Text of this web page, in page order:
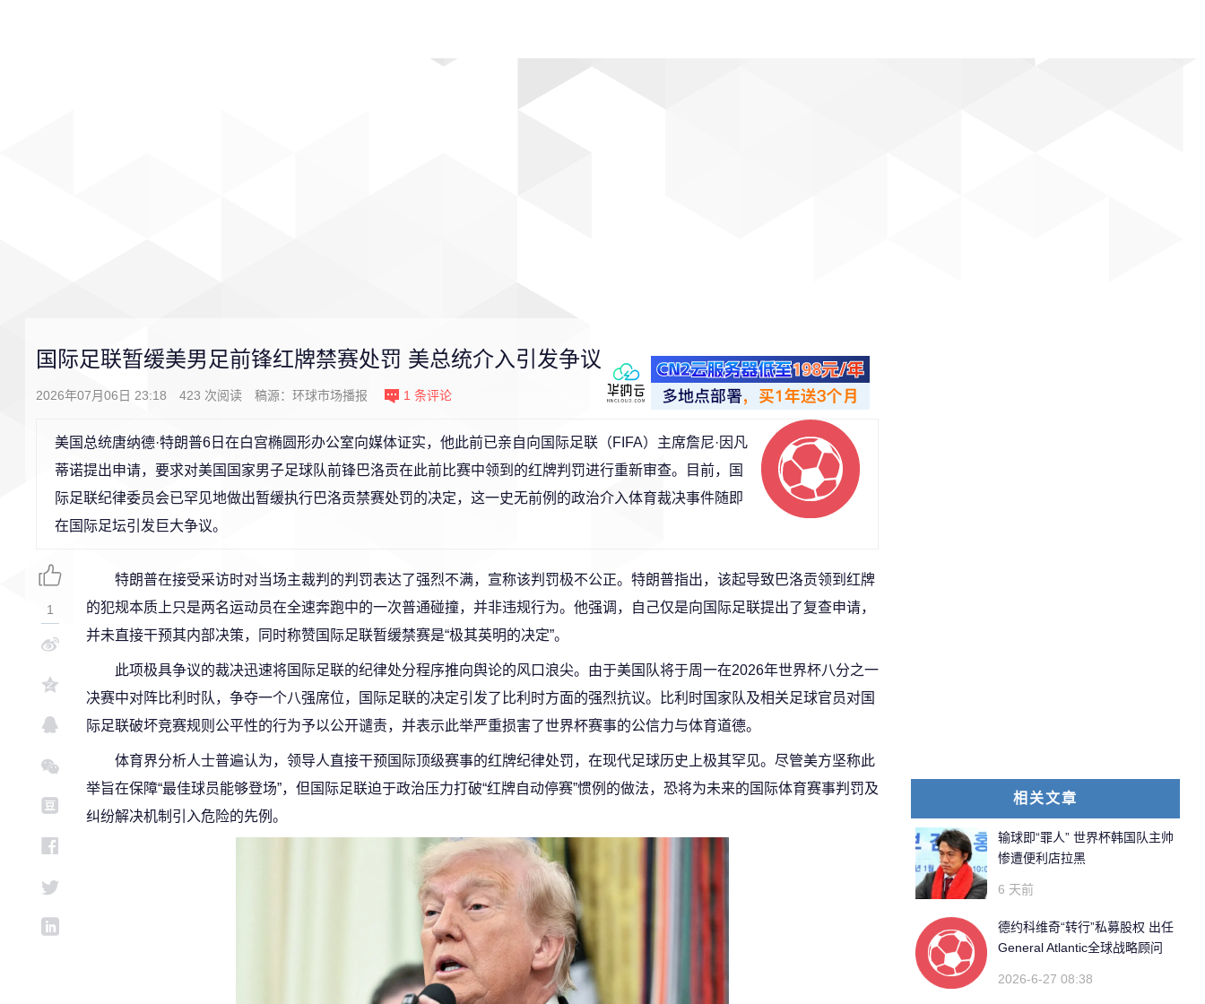
国际足联暂缓美男足前锋红牌禁赛处罚 美总统介入引发争议
2026年07月06日 23:18 423 次阅读 稿源： 环球市场播报 1 条评论
美国总统唐纳德·特朗普6日在白宫椭圆形办公室向媒体证实，他此前已亲自向国际足联（FIFA）主席詹尼·因凡
蒂诺提出申请，要求对美国国家男子足球队前锋巴洛贡在此前比赛中领到的红牌判罚进行重新审查。目前，国
际足联纪律委员会已罕见地做出暂缓执行巴洛贡禁赛处罚的决定，这一史无前例的政治介入体育裁决事件随即
在国际足坛引发巨大争议。
特朗普在接受采访时对当场主裁判的判罚表达了强烈不满，宣称该判罚极不公正。特朗普指出，该起导致巴洛贡领到红牌
的犯规本质上只是两名运动员在全速奔跑中的一次普通碰撞，并非违规行为。他强调，自己仅是向国际足联提出了复查申请，
并未直接干预其内部决策，同时称赞国际足联暂缓禁赛是“极其英明的决定”。
此项极具争议的裁决迅速将国际足联的纪律处分程序推向舆论的风口浪尖。由于美国队将于周一在2026年世界杯八分之一
决赛中对阵比利时队，争夺一个八强席位，国际足联的决定引发了比利时方面的强烈抗议。比利时国家队及相关足球官员对国
际足联破坏竞赛规则公平性的行为予以公开谴责，并表示此举严重损害了世界杯赛事的公信力与体育道德。
体育界分析人士普遍认为，领导人直接干预国际顶级赛事的红牌纪律处罚，在现代足球历史上极其罕见。尽管美方坚称此
举旨在保障“最佳球员能够登场”，但国际足联迫于政治压力打破“红牌自动停赛”惯例的做法，恐将为未来的国际体育赛事判罚及
纠纷解决机制引入危险的先例。
1
相关文章
输球即“罪人” 世界杯韩国队主帅
惨遭便利店拉黑
6 天前
德约科维奇“转行”私募股权 出任
General Atlantic全球战略顾问
2026-6-27 08:38